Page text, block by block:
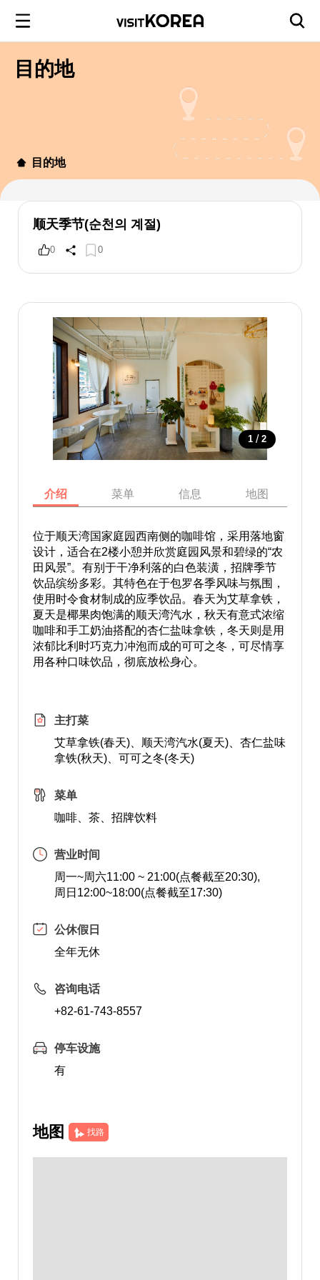
目的地
目的地
顺天季节(순천의 계절)
0 0
1 / 2
介绍 菜单 信息 地图
位于顺天湾国家庭园西南侧的咖啡馆，采用落地窗
设计，适合在2楼小憩并欣赏庭园风景和碧绿的“农
田风景”。有别于干净利落的白色装潢，招牌季节
饮品缤纷多彩。其特色在于包罗各季风味与氛围，
使用时令食材制成的应季饮品。春天为艾草拿铁，
夏天是椰果肉饱满的顺天湾汽水，秋天有意式浓缩
咖啡和手工奶油搭配的杏仁盐味拿铁，冬天则是用
浓郁比利时巧克力冲泡而成的可可之冬，可尽情享
用各种口味饮品，彻底放松身心。
主打菜
艾草拿铁(春天)、顺天湾汽水(夏天)、杏仁盐味
拿铁(秋天)、可可之冬(冬天)
菜单
咖啡、茶、招牌饮料
营业时间
周一~周六11:00 ~ 21:00(点餐截至20:30),
周日12:00~18:00(点餐截至17:30)
公休假日
全年无休
咨询电话
+82-61-743-8557
停车设施
有
地图 找路